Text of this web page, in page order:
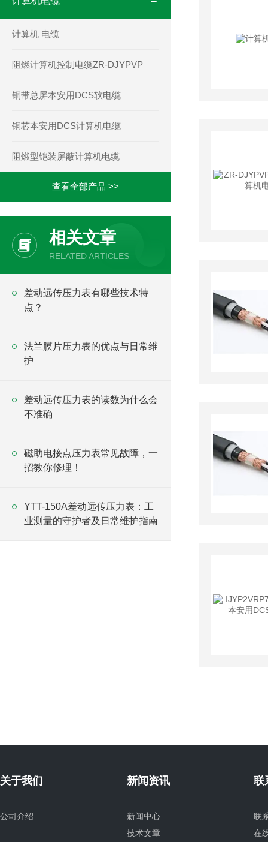
计算机 电缆
阻燃计算机控制电缆ZR-DJYPVP
铜带总屏本安用DCS软电缆
铜芯本安用DCS计算机电缆
阻燃型铠装屏蔽计算机电缆
查看全部产品 >>
相关文章
RELATED ARTICLES
差动远传压力表有哪些技术特
点？
法兰膜片压力表的优点与日常维
护
差动远传压力表的读数为什么会
不准确
磁助电接点压力表常见故障，一
招教你修理！
YTT-150A差动远传压力表：工
业测量的守护者及日常维护指南
关于我们
公司介绍
新闻资讯
新闻中心
技术文章
联
联
在